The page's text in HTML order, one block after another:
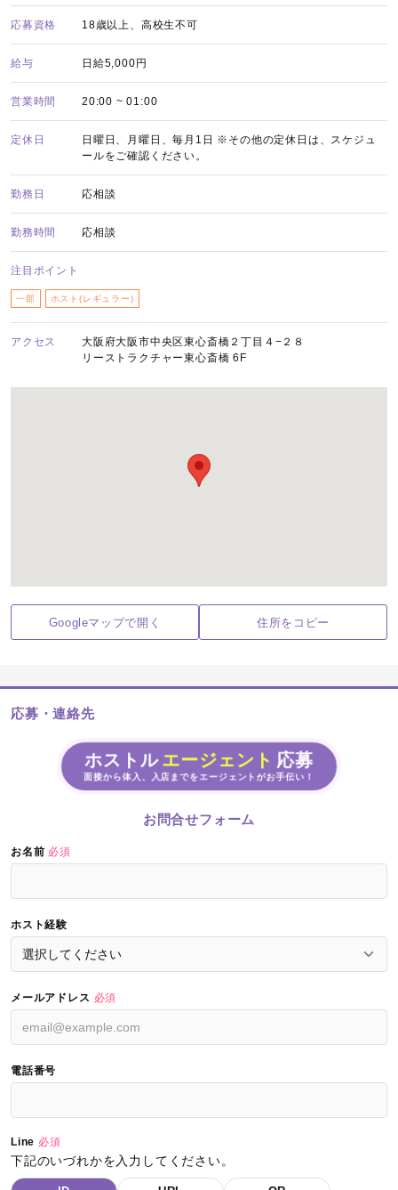
応募資格 18歳以上、高校生不可
給与 日給5,000円
営業時間 20:00 ~ 01:00
定休日
日曜日、月曜日、毎月1日 ※その他の定休日は、スケジュ
ールをご確認ください。
勤務日 応相談
勤務時間 応相談
注目ポイント
一部 ホスト(レギュラー)
アクセス
大阪府大阪市中央区東心斎橋２丁目４−２８
リーストラクチャー東心斎橋 6F
Googleマップで開く 住所をコピー
応募・連絡先
ホストル エージェント 応募
面接から体入、入店までをエージェントがお手伝い！
お問合せフォーム
お名前 必須
ホスト経験
メールアドレス 必須
電話番号
Line 必須
下記のいづれかを入力してください。